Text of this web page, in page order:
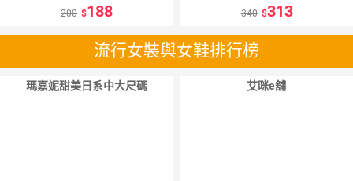
200 188 340 313
流行女裝與女鞋排行榜
瑪嘉妮甜美日系中大尺碼 艾咪e舖